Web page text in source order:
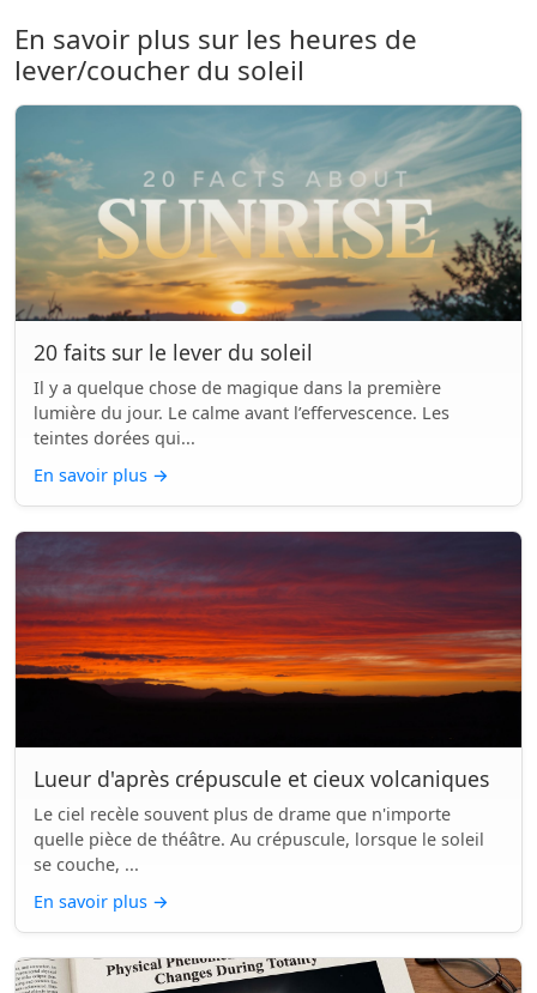
En savoir plus sur les heures de
lever/coucher du soleil
20 faits sur le lever du soleil
Il y a quelque chose de magique dans la première
lumière du jour. Le calme avant l’effervescence. Les
teintes dorées qui...
En savoir plus →
Lueur d'après crépuscule et cieux volcaniques
Le ciel recèle souvent plus de drame que n'importe
quelle pièce de théâtre. Au crépuscule, lorsque le soleil
se couche, ...
En savoir plus →